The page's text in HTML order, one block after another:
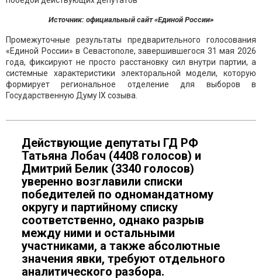
Источник: официальный сайт «Единой России»
Промежуточные результаты предварительного голосования
«Единой России» в Севастополе, завершившегося 31 мая 2026
года, фиксируют не просто расстановку сил внутри партии, а
системные характеристики электоральной модели, которую
формирует региональное отделение для выборов в
Государственную Думу IX созыва.
Действующие депутаты ГД РФ
Татьяна Лобач (4408 голосов) и
Дмитрий Белик (3340 голосов)
уверенно возглавили списки
победителей по одномандатному
округу и партийному списку
соответственно, однако разрыв
между ними и остальными
участниками, а также абсолютные
значения явки, требуют отдельного
аналитического разбора.